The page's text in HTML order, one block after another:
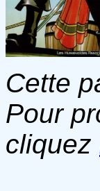
Cette
Pour
cliquez